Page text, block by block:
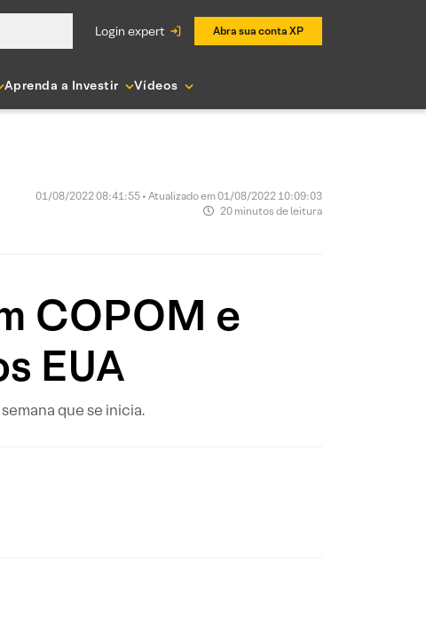
login expert Abra sua conta XP
Aprenda a Investir Vídeos
01/08/2022 08:41:55 • Atualizado em 01/08/2022 10:09:03
20 minutos de leitura
COPOM e
EUA
que se inicia.